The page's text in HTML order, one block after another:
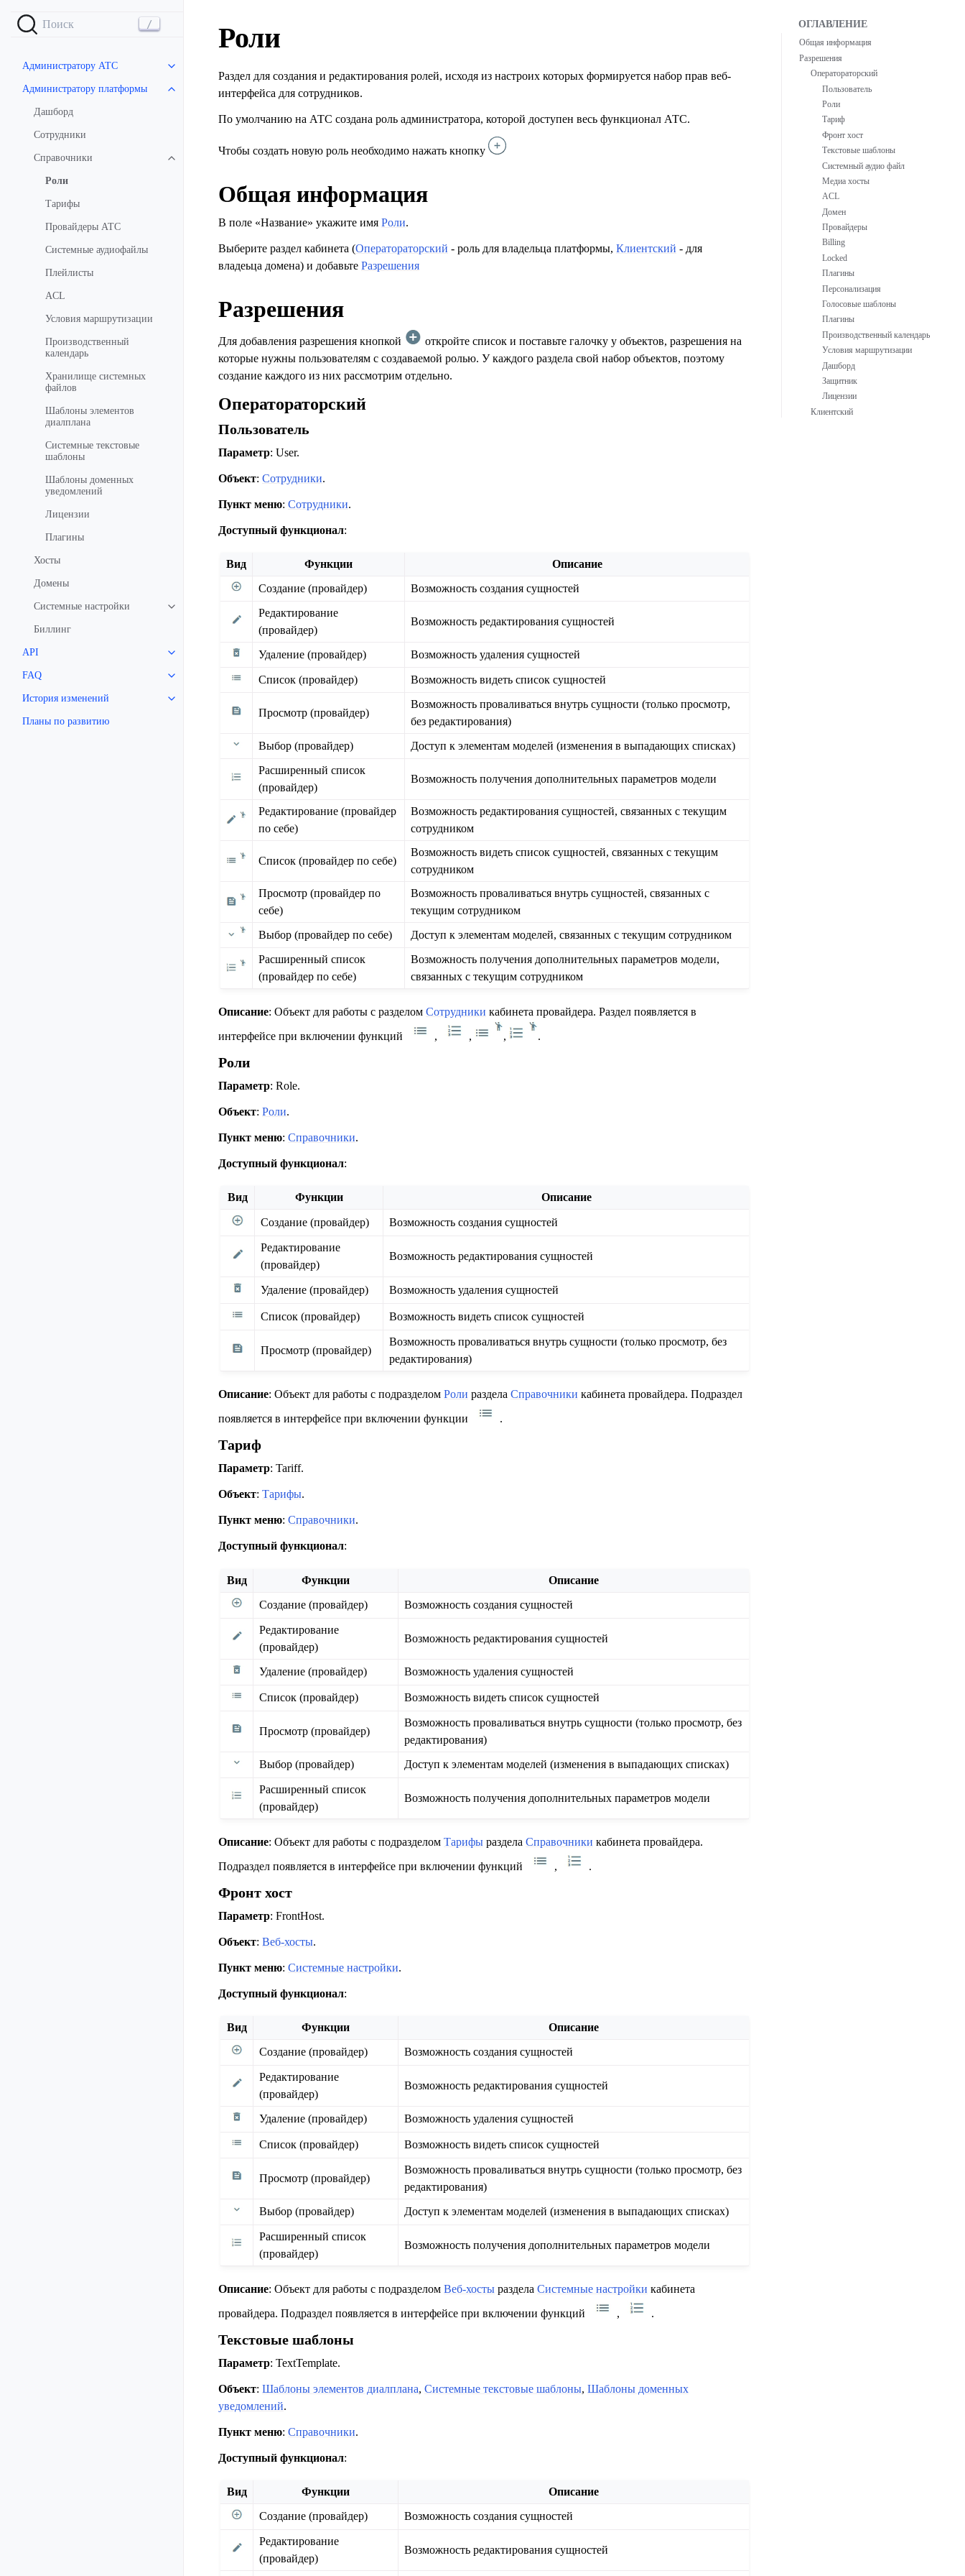
Администратору АТС
Администратору платформы
Дашборд
Сотрудники
Справочники
Роли
Тарифы
Провайдеры АТС
Системные аудиофайлы
Плейлисты
ACL
Условия маршрутизации
Производственный
календарь
Хранилище системных
файлов
Шаблоны элементов
диалплана
Системные текстовые
шаблоны
Шаблоны доменных
уведомлений
Лицензии
Плагины
Хосты
Домены
Системные настройки
Биллинг
API
FAQ
История изменений
Планы по развитию
Роли
Раздел для создания и редактирования ролей, исходя из настроих которых формируется набор прав веб-
интерфейса для сотрудников.
По умолчанию на АТС создана роль администратора, которой доступен весь функционал АТС.
Чтобы создать новую роль необходимо нажать кнопку
Общая информация
В поле «Название» укажите имя Роли.
Выберите раздел кабинета (Оператораторский - роль для владельца платформы, Клиентский - для
владеьца домена) и добавьте Разрешения
Разрешения
Для добавления разрешения кнопкой
откройте список и поставьте галочку у объектов, разрешения на
которые нужны пользователям с создаваемой ролью. У каждого раздела свой набор объектов, поэтому
создание каждого из них рассмотрим отдельно.
Оператораторский
Пользователь
Параметр: User.
Объект: Сотрудники.
Пункт меню: Сотрудники.
Доступный функционал:
Вид Функции
Описание
Создание (провайдер)
Возможность создания сущностей
Редактирование
(провайдер)
Возможность редактирования сущностей
Удаление (провайдер) Возможность удаления сущностей
Список (провайдер) Возможность видеть список сущностей
Просмотр (провайдер)
Возможность проваливаться внутрь сущности (только просмотр,
без редактирования)
Выбор (провайдер)
Доступ к элементам моделей (изменения в выпадающих списках)
Расширенный список
(провайдер)
Возможность получения дополнительных параметров модели
Редактирование (провайдер
по себе)
Возможность редактирования сущностей, связанных с текущим
сотрудником
Список (провайдер по себе)
Возможность видеть список сущностей, связанных с текущим
сотрудником
Просмотр (провайдер по
себе)
Возможность проваливаться внутрь сущностей, связанных с
текущим сотрудником
Выбор (провайдер по себе)
Доступ к элементам моделей, связанных с текущим сотрудником
Расширенный список
(провайдер по себе)
Возможность получения дополнительных параметров модели,
связанных с текущим сотрудником
Описание: Объект для работы с разделом Сотрудники кабинета провайдера. Раздел появляется в
интерфейсе при включении функций
, , , .
Роли
Параметр: Role.
Объект: Роли.
Пункт меню: Справочники.
Доступный функционал:
Вид Функции Описание
Создание (провайдер) Возможность создания сущностей
Редактирование
(провайдер)
Возможность редактирования сущностей
Удаление (провайдер) Возможность удаления сущностей
Список (провайдер) Возможность видеть список сущностей
Просмотр (провайдер)
Возможность проваливаться внутрь сущности (только просмотр, без
редактирования)
Описание: Объект для работы с подразделом Роли раздела Справочники кабинета провайдера. Подраздел
появляется в интерфейсе при включении функции
.
Тариф
Параметр: Tariff.
Объект: Тарифы.
Пункт меню: Справочники.
Доступный функционал:
Вид Функции
Описание
Создание (провайдер)
Возможность создания сущностей
Редактирование
(провайдер)
Возможность редактирования сущностей
Удаление (провайдер) Возможность удаления сущностей
Список (провайдер) Возможность видеть список сущностей
Просмотр (провайдер)
Возможность проваливаться внутрь сущности (только просмотр, без
редактирования)
Выбор (провайдер)
Доступ к элементам моделей (изменения в выпадающих списках)
Расширенный список
(провайдер)
Возможность получения дополнительных параметров модели
Описание: Объект для работы с подразделом Тарифы раздела Справочники кабинета провайдера.
Подраздел появляется в интерфейсе при включении функций
, .
Фронт хост
Параметр: FrontHost.
Объект: Веб-хосты.
Пункт меню: Системные настройки.
Доступный функционал:
Вид Функции
Описание
Создание (провайдер)
Возможность создания сущностей
Редактирование
(провайдер)
Возможность редактирования сущностей
Удаление (провайдер) Возможность удаления сущностей
Список (провайдер) Возможность видеть список сущностей
Просмотр (провайдер)
Возможность проваливаться внутрь сущности (только просмотр, без
редактирования)
Выбор (провайдер)
Доступ к элементам моделей (изменения в выпадающих списках)
Расширенный список
(провайдер)
Возможность получения дополнительных параметров модели
Описание: Объект для работы с подразделом Веб-хосты раздела Системные настройки кабинета
провайдера. Подраздел появляется в интерфейсе при включении функций
, .
Текстовые шаблоны
Параметр: TextTemplate.
Объект: Шаблоны элементов диалплана, Системные текстовые шаблоны, Шаблоны доменных
уведомлений.
Пункт меню: Справочники.
Доступный функционал:
Вид Функции
Описание
Создание (провайдер)
Возможность создания сущностей
Редактирование
(провайдер)
Возможность редактирования сущностей
Общая информация
Разрешения
Оператораторский
Пользователь
Роли
Тариф
Фронт хост
Текстовые шаблоны
Системный аудио файл
Медиа хосты
ACL
Домен
Провайдеры
Billing
Locked
Плагины
Персонализация
Голосовые шаблоны
Плагины
Производственный календарь
Условия маршрутизации
Дашборд
Защитник
Лицензии
Клиентский